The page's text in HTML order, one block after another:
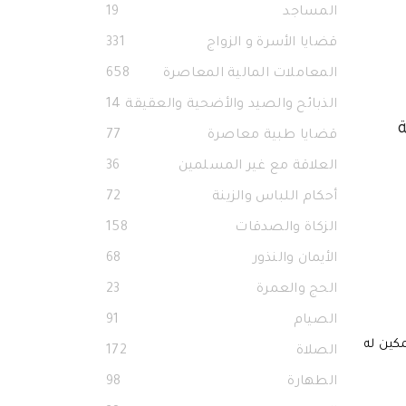
له
المساجد 19
قضايا الأسرة و الزواج 331
المعاملات المالية المعاصرة 658
الذبائح والصيد والأضحية والعقيقة 14
قضايا طبية معاصرة 77
العلاقة مع غير المسلمين 36
أحكام اللباس والزينة 72
الزكاة والصدقات 158
الأيمان والنذور 68
الحج والعمرة 23
الصيام 91
الصلاة 172
الطهارة 98